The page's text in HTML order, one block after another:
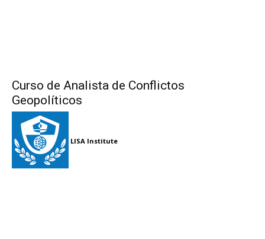
Curso de Analista de Conflictos
Geopolíticos
LISA Institute